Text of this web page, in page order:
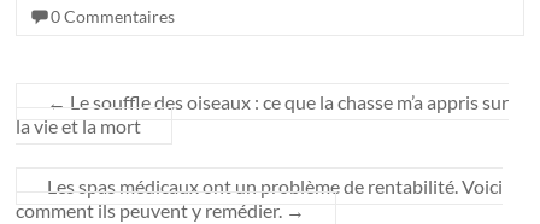
0 Commentaires
← Le souffle des oiseaux : ce que la chasse m’a appris sur
la vie et la mort
Les spas médicaux ont un problème de rentabilité. Voici
comment ils peuvent y remédier. →